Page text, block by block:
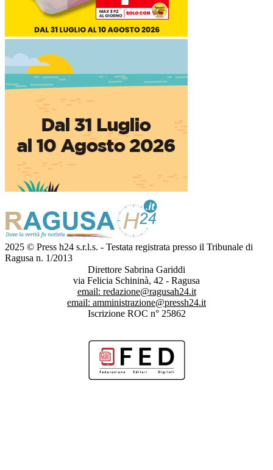
2025 © Press h24 s.r.l.s. - Testata registrata presso il Tribunale di
Ragusa n. 1/2013
Direttore Sabrina Gariddi
via Felicia Schininà, 42 - Ragusa
email: redazione@ragusah24.it
email: amministrazione@pressh24.it
Iscrizione ROC n° 25862